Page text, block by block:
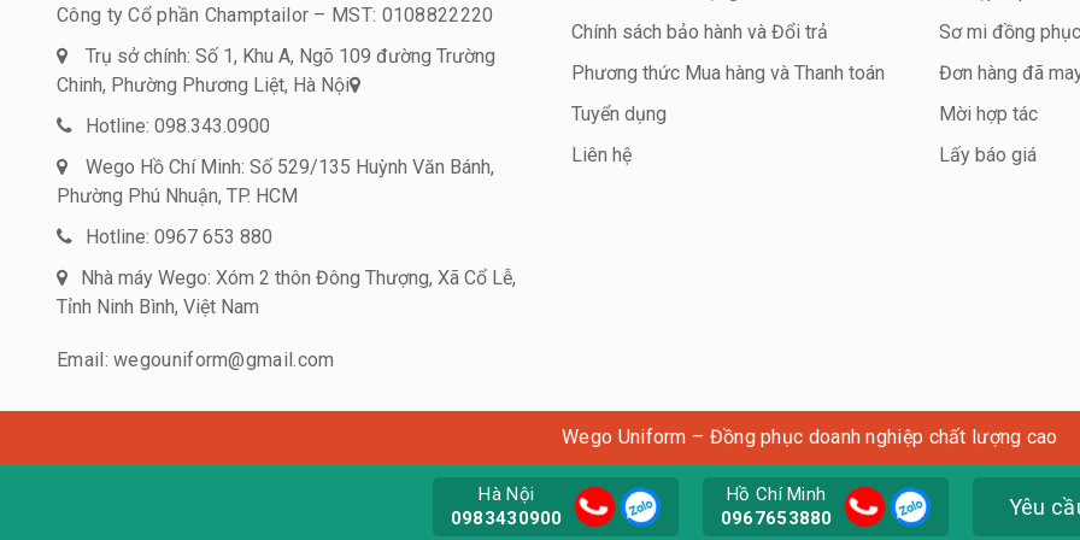
Công ty Cổ phần Champtailor – MST: 0108822220
Trụ sở chính: Số 1, Khu A, Ngõ 109 đường Trường
Chinh, Phường Phương Liệt, Hà Nội
Hotline: 098.343.0900
Wego Hồ Chí Minh: Số 529/135 Huỳnh Văn Bánh,
Phường Phú Nhuận, TP. HCM
Hotline: 0967 653 880
Nhà máy Wego: Xóm 2 thôn Đông Thượng, Xã Cổ Lễ,
Tỉnh Ninh Bình, Việt Nam
Email: wegouniform@gmail.com
Chính sách bảo hành và Đổi trả
Phương thức Mua hàng và Thanh toán
Tuyển dụng
Liên hệ
Sơ mi đồng phục
Đơn hàng đã
Mời hợp tác
Lấy báo giá
Wego Uniform – Đồng phục doanh nghiệp chất lượng cao
Hà Nội
0983430900
Hồ Chí Minh
0967653880
Yêu